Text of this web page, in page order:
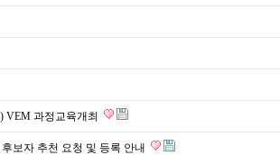
VEM 과정교육개최
보자 추천 요청 및 등록 안내